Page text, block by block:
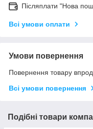
Післяплати "Нова
Всі умови оплати
Умови повернення
Повернення товару
Всі умови повернення
Подібні товари